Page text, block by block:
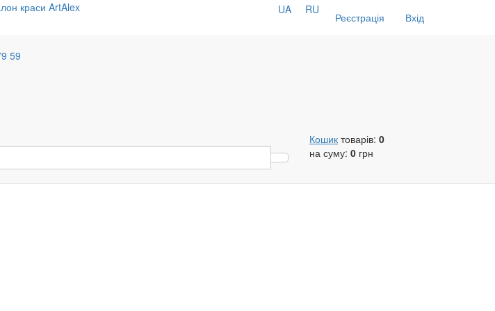
краси ArtAlex
Реєстрація Вхід
UA RU
59
Кошик товарів: 0
на суму: 0 грн